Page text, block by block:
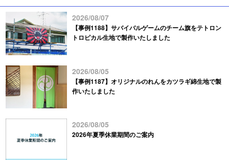
2026/08/07
【事例1188】サバイバルゲームのチーム旗をテトロン
トロピカル生地で製作いたしました
2026/08/05
【事例1187】オリジナルのれんをカツラギ綿生地で製
作いたしました
2026/08/05
2026年夏季休業期間のご案内